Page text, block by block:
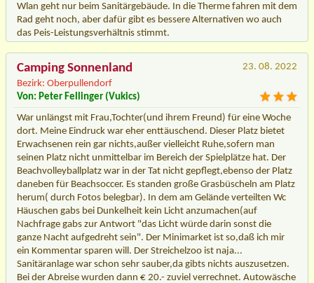
Wlan geht nur beim Sanitärgebäude. In die Therme fahren mit dem
Rad geht noch, aber dafür gibt es bessere Alternativen wo auch
das Peis-Leistungsverhältnis stimmt.
Camping Sonnenland
Bezirk: Oberpullendorf
23. 08. 2022
Von: Peter Fellinger (Vukics)
War unlängst mit Frau,Tochter(und ihrem Freund) für eine Woche
dort. Meine Eindruck war eher enttäuschend. Dieser Platz bietet
Erwachsenen rein gar nichts,außer vielleicht Ruhe,sofern man
seinen Platz nicht unmittelbar im Bereich der Spielplätze hat. Der
Beachvolleyballplatz war in der Tat nicht gepflegt,ebenso der Platz
daneben für Beachsoccer. Es standen große Grasbüscheln am Platz
herum( durch Fotos belegbar). In dem am Gelände verteilten Wc
Häuschen gabs bei Dunkelheit kein Licht anzumachen(auf
Nachfrage gabs zur Antwort "das Licht würde darin sonst die
ganze Nacht aufgedreht sein". Der Minimarket ist so,daß ich mir
ein Kommentar sparen will. Der Streichelzoo ist naja...
Sanitäranlage war schon sehr sauber,da gibts nichts auszusetzen.
Bei der Abreise wurden dann € 20.- zuviel verrechnet. Autowäsche